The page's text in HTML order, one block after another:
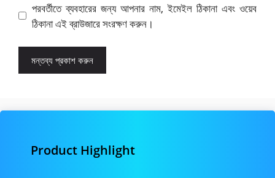
পরবর্তীতে ব্যবহারের জন্য আপনার নাম, ইমেইল ঠিকানা এবং ওয়েব
ঠিকানা এই ব্রাউজারে সংরক্ষণ করুন।
Product Highlight